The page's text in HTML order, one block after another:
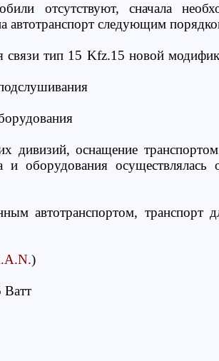
отсутствуют, сначала
автотранспорт следующим
связи тип 15 Kfz.15 новой
дивизий, оснащение
и оборудования осуществлялась
автотранспортом, транспорт
)
Ватт